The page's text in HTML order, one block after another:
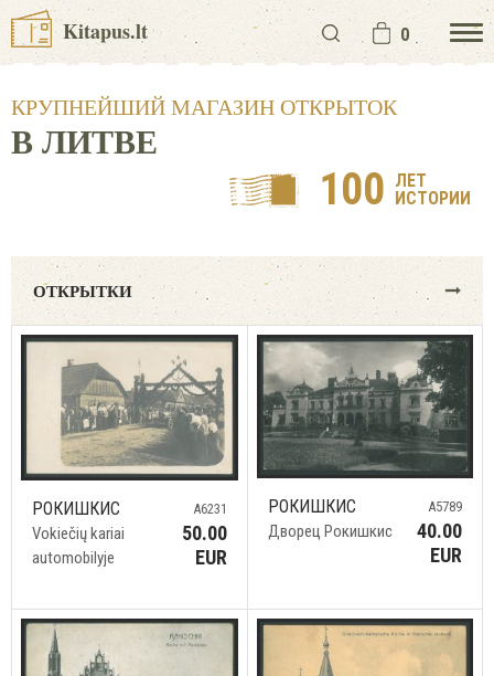
Kitapus.lt 0
КРУПНЕЙШИЙ МАГАЗИН ОТКРЫТОК
В ЛИТВЕ
100 ЛЕТ
ИСТОРИИ
ОТКРЫТКИ
РОКИШКИС
Vokiečių kariai
automobilyje
A6231
50.00
EUR
РОКИШКИС
Дворец Рокишкис
A5789
40.00
EUR